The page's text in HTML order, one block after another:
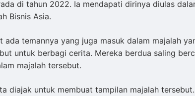
di tahun 2022. Ia mendapati dirinya diulas
Bisnis Asia.
ada temannya yang juga masuk dalam majalah
untuk berbagi cerita. Mereka berdua saling
majalah tersebut.
diajak untuk membuat tampilan majalah